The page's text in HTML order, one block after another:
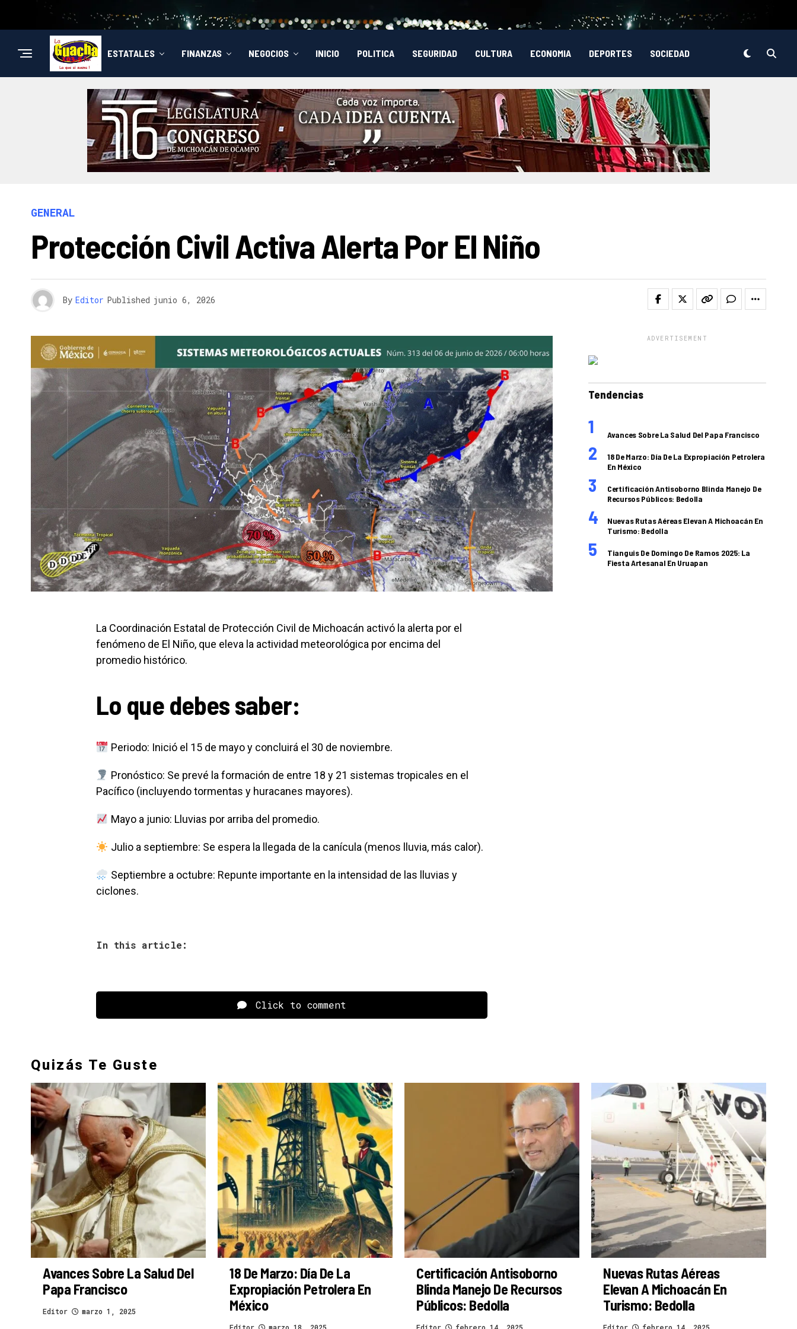
ESTATALES FINANZAS NEGOCIOS INICIO POLITICA SEGURIDAD CULTURA ECONOMIA DEPORTES SOCIEDAD
GENERAL
Protección Civil Activa Alerta Por El Niño
By Editor Published junio 6, 2026
La Coordinación Estatal de Protección Civil de Michoacán activó la alerta por el
fenómeno de El Niño, que eleva la actividad meteorológica por encima del
promedio histórico.
Lo que debes saber:
Periodo: Inició el 15 de mayo y concluirá el 30 de noviembre.
Pronóstico: Se prevé la formación de entre 18 y 21 sistemas tropicales en el
Pacífico (incluyendo tormentas y huracanes mayores).
Mayo a junio: Lluvias por arriba del promedio.
Julio a septiembre: Se espera la llegada de la canícula (menos lluvia, más calor).
Septiembre a octubre: Repunte importante en la intensidad de las lluvias y
ciclones.
In this article:
Click to comment
ADVERTISEMENT
Tendencias
Avances Sobre La Salud Del Papa Francisco
18 De Marzo: Día De La Expropiación Petrolera
En México
Certificación Antisoborno Blinda Manejo De
Recursos Públicos: Bedolla
Nuevas Rutas Aéreas Elevan A Michoacán En
Turismo: Bedolla
Tianguis De Domingo De Ramos 2025: La
Fiesta Artesanal En Uruapan
Quizás Te Guste
Avances Sobre La Salud Del
Papa Francisco
Editor marzo 1, 2025
18 De Marzo: Día De La
Expropiación Petrolera En
México
Certificación Antisoborno
Blinda Manejo De Recursos
Públicos: Bedolla
Nuevas Rutas Aéreas
Elevan A Michoacán En
Turismo: Bedolla